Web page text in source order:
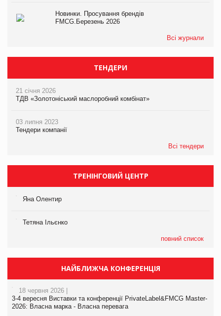
Новинки. Просування брендів
FMCG.Березень 2026
Всі журнали
ТЕНДЕРИ
21 січня 2026
ТДВ «Золотоніський маслоробний комбінат»
03 липня 2023
Тендери компанії
Всі тендери
ТРЕНІНГОВИЙ ЦЕНТР
Яна Олентир
Тетяна Ільєнко
повний список
НАЙБЛИЖЧА КОНФЕРЕНЦІЯ
18 червня 2026 |
3-4 вересня Виставки та конференції PrivateLabel&FMCG Master-
2026: Власна марка - Власна перевага